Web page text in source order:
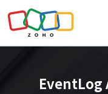
EventLog